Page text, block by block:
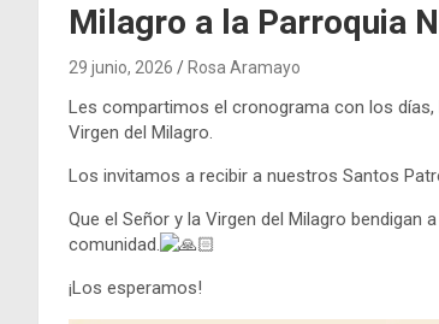
Milagro a la Parroquia
29 junio, 2026 Rosa Aramayo
Les compartimos el cronograma con los
Virgen del Milagro.
Los invitamos a recibir a nuestros Santos
Que el Señor y la Virgen del Milagro
comunidad.
¡Los esperamos!